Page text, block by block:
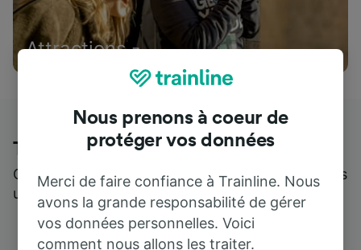
Attractions
Trainline : l'avis de nos clients
Qui mieux pour parler de nous, que ceux qui nous
utilisent ?
Nous prenons à coeur de
protéger vos données
Merci de faire confiance à Trainline. Nous
avons la grande responsabilité de gérer
vos données personnelles. Voici
comment nous allons les traiter.